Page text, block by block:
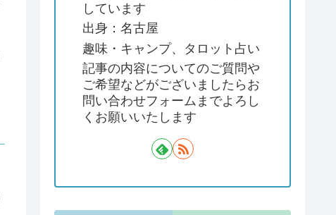
しています
出身：名古屋
趣味・キャンプ、タロット占い
記事の内容についてのご質問や
ご希望などがございましたらお
問い合わせフォームまでよろし
くお願いいたします